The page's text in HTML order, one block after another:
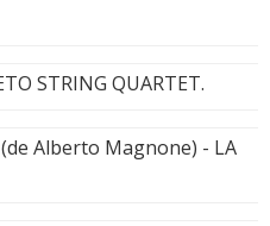
STRING QUARTET.
Alberto Magnone) - LA